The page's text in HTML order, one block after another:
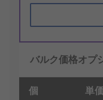
バルク価格オプ
個 単